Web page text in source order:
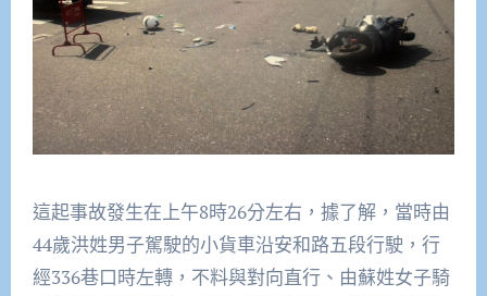
這起事故發生在上午8時26分左右，據了解，當時由
44歲洪姓男子駕駛的小貨車沿安和路五段行駛，行
經336巷口時左轉，不料與對向直行、由蘇姓女子騎